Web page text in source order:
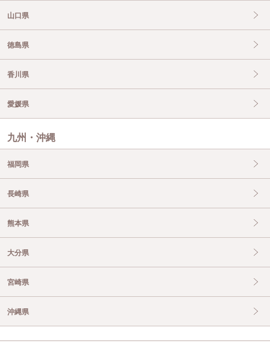
山口県
徳島県
香川県
愛媛県
九州・沖縄
福岡県
長崎県
熊本県
大分県
宮崎県
沖縄県